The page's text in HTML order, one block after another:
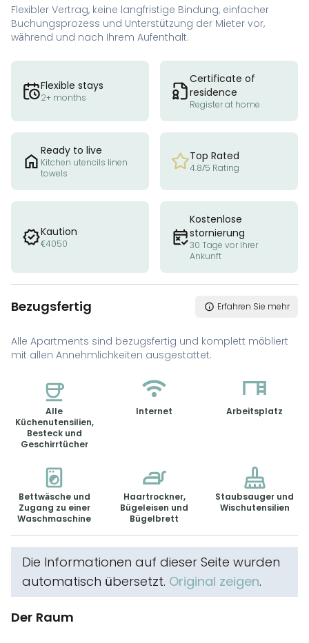
Flexibler Vertrag, keine langfristige Bindung, einfacher
Buchungsprozess und Unterstützung der Mieter vor,
während und nach Ihrem Aufenthalt.
Flexible stays
2+ months
Certificate of
residence
Register at home
Ready to live
Kitchen utencils linen
towels
Top Rated
4.8/5 Rating
Kaution
€4050
Kostenlose
stornierung
30 Tage vor Ihrer
Ankunft
Bezugsfertig Erfahren Sie mehr
Alle Apartments sind bezugsfertig und komplett möbliert
mit allen Annehmlichkeiten ausgestattet.
Alle
Küchenutensilien,
Besteck und
Geschirrtücher
Internet Arbeitsplatz
Bettwäsche und
Zugang zu einer
Waschmaschine
Haartrockner,
Bügeleisen und
Bügelbrett
Staubsauger und
Wischutensilien
Die Informationen auf dieser Seite wurden
automatisch übersetzt. Original zeigen.
Der Raum